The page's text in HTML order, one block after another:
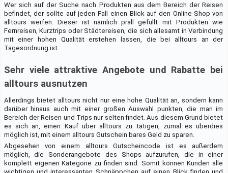
Wer sich auf der Suche nach Produkten aus dem Bereich der Reisen
befindet, der sollte auf jeden Fall einen Blick auf den Online-Shop von
alltours werfen. Dieser ist nämlich prall gefüllt mit Produkten wie
Fernreisen, Kurztrips oder Städtereisen, die sich allesamt in Verbindung
mit einer hohen Qualität erstehen lassen, die bei alltours an der
Tagesordnung ist.
Sehr viele attraktive Angebote und Rabatte bei
alltours ausnutzen
Allerdings bietet alltours nicht nur eine hohe Qualität an, sondern kann
darüber hinaus auch mit einer großen Auswahl punkten, die man im
Bereich der Reisen und Trips nur selten findet. Aus diesem Grund bietet
es sich an, einen Kauf über alltours zu tätigen, zumal es überdies
möglich ist, mit einem alltours Gutschein bares Geld zu sparen.
Abgesehen von einem alltours Gutscheincode ist es außerdem
möglich, die Sonderangebote des Shops aufzurufen, die in einer
komplett eigenen Kategorie zu finden sind. Somit können Kunden alle